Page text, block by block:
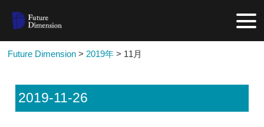
Future Dimension > 2019年 > 11月
2019-11-26